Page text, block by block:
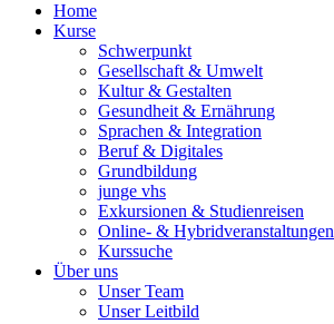
Home
Kurse
Schwerpunkt
Gesellschaft & Umwelt
Kultur & Gestalten
Gesundheit & Ernährung
Sprachen & Integration
Beruf & Digitales
Grundbildung
junge vhs
Exkursionen & Studienreisen
Online- & Hybridveranstaltungen
Kurssuche
Über uns
Unser Team
Unser Leitbild